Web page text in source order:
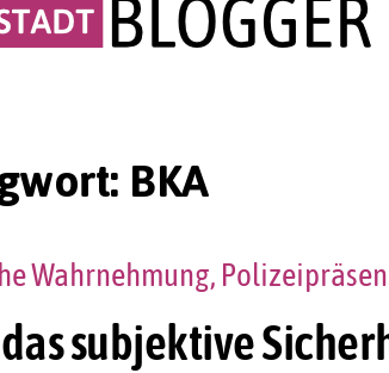
BKA
subjektive
Wahrnehmung,